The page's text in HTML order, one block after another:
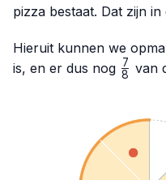
pizza bestaat. Dat zijn
Hieruit kunnen we
is, en er dus nog 8
7 van